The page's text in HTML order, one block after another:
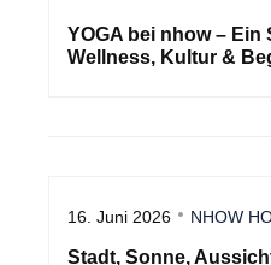
YOGA bei nhow – Ein
Wellness, Kultur &
16. Juni 2026 NHOW
Stadt, Sonne,